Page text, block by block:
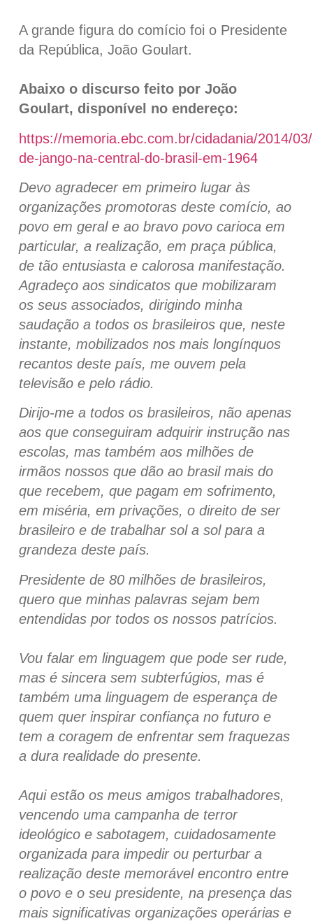
A grande figura do comício foi o Presidente
da República, João Goulart.
Abaixo o discurso feito por João
Goulart, disponível no endereço:
https://memoria.ebc.com.br/cidadania/2014/
de-jango-na-central-do-brasil-em-1964
Devo agradecer em primeiro lugar às
organizações promotoras deste comício, ao
povo em geral e ao bravo povo carioca em
particular, a realização, em praça pública,
de tão entusiasta e calorosa manifestação.
Agradeço aos sindicatos que mobilizaram
os seus associados, dirigindo minha
saudação a todos os brasileiros que, neste
instante, mobilizados nos mais longínquos
recantos deste país, me ouvem pela
televisão e pelo rádio.
Dirijo-me a todos os brasileiros, não apenas
aos que conseguiram adquirir instrução nas
escolas, mas também aos milhões de
irmãos nossos que dão ao brasil mais do
que recebem, que pagam em sofrimento,
em miséria, em privações, o direito de ser
brasileiro e de trabalhar sol a sol para a
grandeza deste país.
Presidente de 80 milhões de brasileiros,
quero que minhas palavras sejam bem
entendidas por todos os nossos patrícios.
Vou falar em linguagem que pode ser rude,
mas é sincera sem subterfúgios, mas é
também uma linguagem de esperança de
quem quer inspirar confiança no futuro e
tem a coragem de enfrentar sem fraquezas
a dura realidade do presente.
Aqui estão os meus amigos trabalhadores,
vencendo uma campanha de terror
ideológico e sabotagem, cuidadosamente
organizada para impedir ou perturbar a
realização deste memorável encontro entre
o povo e o seu presidente, na presença das
mais significativas organizações operárias e